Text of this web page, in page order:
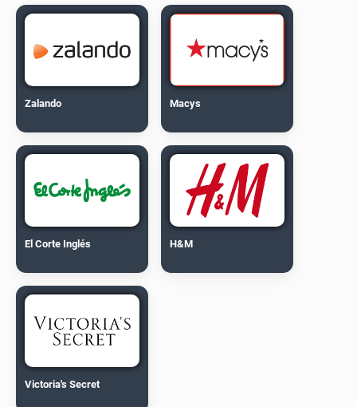
Zalando Macys
El Corte Inglés H&M
Victoria's Secret